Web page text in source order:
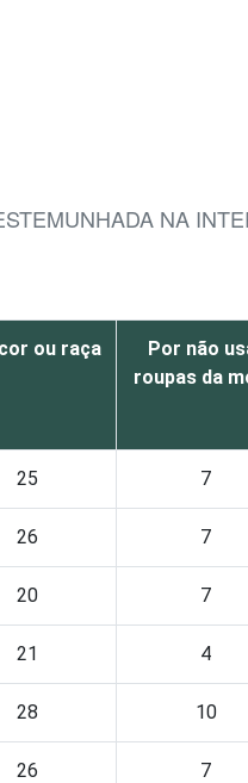
NA
ou raça
Por não
roupas da
25 7
26 7
20 7
21 4
28 10
26 7